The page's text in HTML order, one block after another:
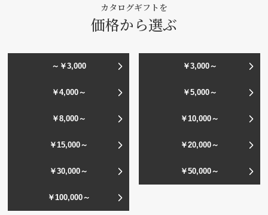
カタログギフトを
価格から選ぶ
～￥3,000 ￥3,000～
￥4,000～ ￥5,000～
￥8,000～ ￥10,000～
￥15,000～ ￥20,000～
￥30,000～ ￥50,000～
￥100,000～